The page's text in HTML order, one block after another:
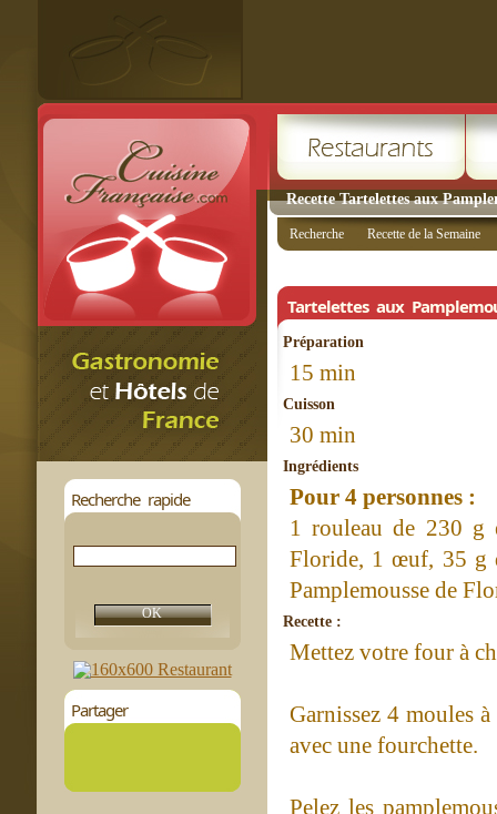
Recette Tartelettes aux
Recherche rapide
Partager
Recherche Recette de la Semaine
Tartelettes aux
Préparation
15 min
Cuisson
30 min
Ingrédients
Pour 4 personnes :
1 rouleau de 230 g
Floride, 1 œuf, 35 g
Pamplemousse de
Recette :
Mettez votre four à
Garnissez 4 moules
avec une fourchette.
Pelez les